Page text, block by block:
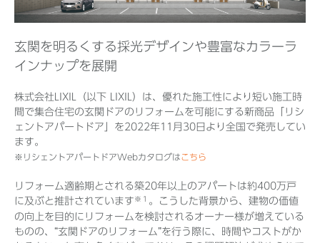
Before 2020
企業ニュースアーカイブ
玄関を明るくする採光デザインや豊富なカラーラ
インナップを展開
株式会社LIXIL（以下 LIXIL）は、優れた施工性により短い施工時
間で集合住宅の玄関ドアのリフォームを可能にする新商品「リシ
ェントアパートドア」を2022年11月30日より全国で発売してい
ます。
※リシェントアパートドアWebカタログはこちら
リフォーム適齢期とされる築20年以上のアパートは約400万戸
に及ぶと推計されています ※１ 。こうした背景から、建物の価値
の向上を目的にリフォームを検討されるオーナー様が増えている
ものの、“玄関ドアのリフォーム”を行う際に、時間やコストがか